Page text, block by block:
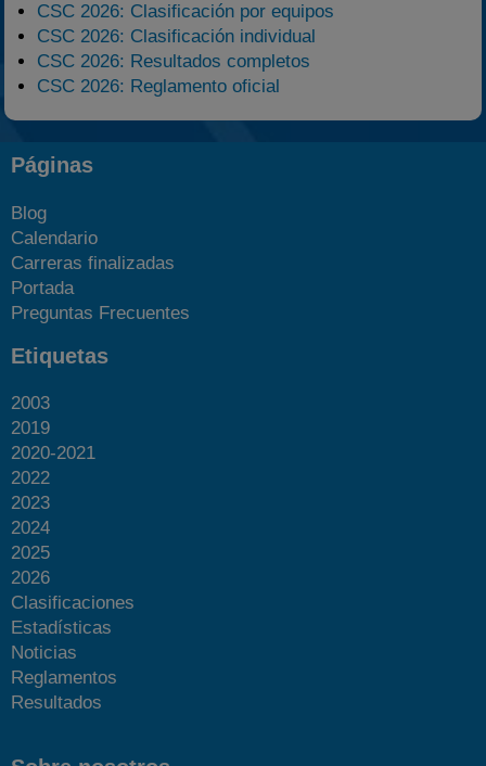
CSC 2026: Clasificación por equipos
CSC 2026: Clasificación individual
CSC 2026: Resultados completos
CSC 2026: Reglamento oficial
Páginas
Blog
Calendario
Carreras finalizadas
Portada
Preguntas Frecuentes
Etiquetas
2003
2019
2020-2021
2022
2023
2024
2025
2026
Clasificaciones
Estadísticas
Noticias
Reglamentos
Resultados